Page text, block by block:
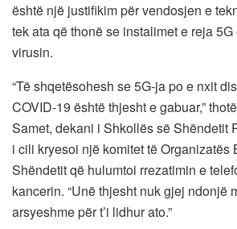
është një justifikim për vendosjen e
tek ata që thonë se instalimet e reja
virusin.
“Të shqetësohesh se 5G-ja po e nxit
COVID-19 është thjesht e gabuar,”
Samet, dekani i Shkollës së Shëndetit
i cili kryesoi një komitet të Organizatës
Shëndetit që hulumtoi rrezatimin e
kancerin. “Unë thjesht nuk gjej ndonjë
arsyeshme për t’i lidhur ato.”